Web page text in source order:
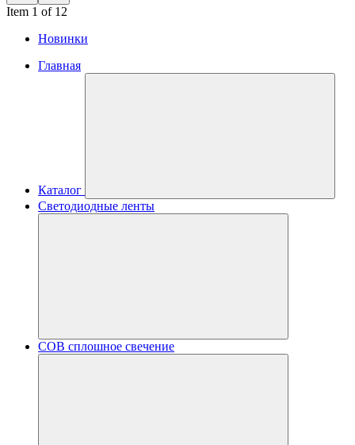
Item 1 of 12
Новинки
Главная
Каталог
Светодиодные ленты
COB сплошное свечение